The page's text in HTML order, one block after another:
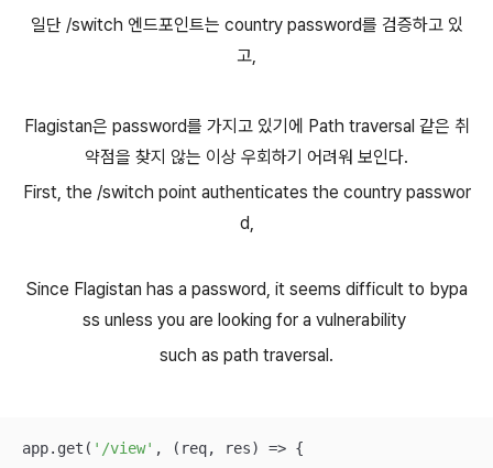
일단 /switch 엔드포인트는 country password를 검증하고 있
고,
Flagistan은 password를 가지고 있기에 Path traversal 같은 취
약점을 찾지 않는 이상 우회하기 어려워 보인다.
First, the /switch point authenticates the country passwor
d,
Since Flagistan has a password, it seems difficult to bypa
ss unless you are looking for a vulnerability
such as path traversal.
app.get( '/view' , ( req, res) => {